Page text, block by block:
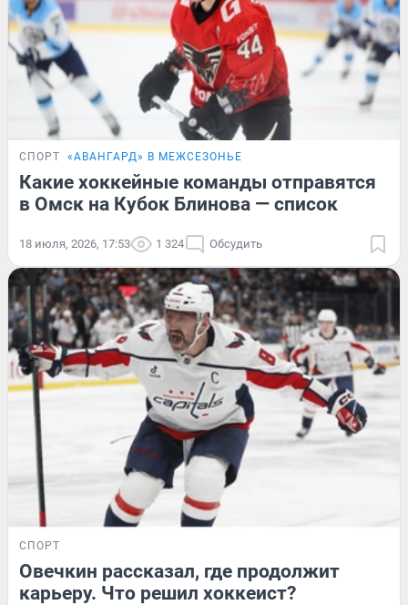
СПОРТ «АВАНГАРД» В МЕЖСЕЗОНЬЕ
Какие хоккейные команды отправятся
в Омск на Кубок Блинова — список
18 июля, 2026, 17:53 1 324 Обсудить
СПОРТ
Овечкин рассказал, где продолжит
карьеру. Что решил хоккеист?